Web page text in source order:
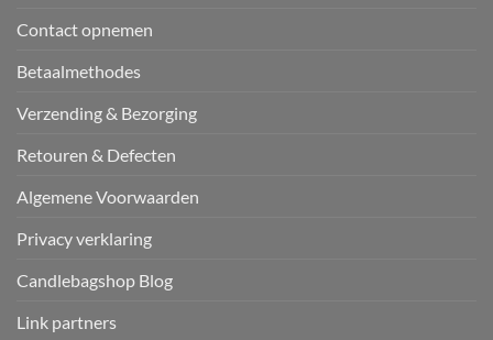
Contact opnemen
Betaalmethodes
Verzending & Bezorging
Retouren & Defecten
Algemene Voorwaarden
Privacy verklaring
Candlebagshop Blog
Link partners